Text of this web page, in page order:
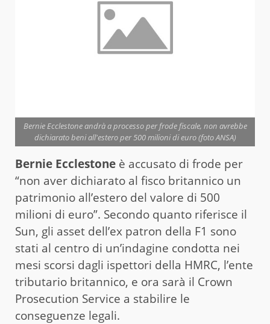
Bernie Ecclestone andrà a processo per frode fiscale, non avrebbe
dichiarato beni all'estero per 500 milioni di euro (foto ANSA)
Bernie Ecclestone è accusato di frode per
“non aver dichiarato al fisco britannico un
patrimonio all’estero del valore di 500
milioni di euro”. Secondo quanto riferisce il
Sun, gli asset dell’ex patron della F1 sono
stati al centro di un’indagine condotta nei
mesi scorsi dagli ispettori della HMRC, l’ente
tributario britannico, e ora sarà il Crown
Prosecution Service a stabilire le
conseguenze legali.